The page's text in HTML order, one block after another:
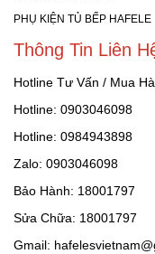
PHỤ KIỆN TỦ BẾP HAFELE
Thông Tin Liên
Hotline Tư Vấn / Mua
Hotline: 0903046098
Hotline: 0984943898
Zalo: 0903046098
Bảo Hành: 18001797
Sửa Chữa: 18001797
Gmail: